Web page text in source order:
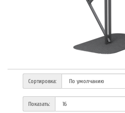
Сортировка:
Показать: